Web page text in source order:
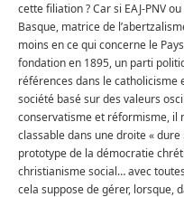
cette filiation ? Car si EAJ-PNV
Basque, matrice de
moins en ce qui concerne le
fondation en 1895, un parti
références dans le catholicisme
société basé sur des valeurs
conservatisme et réformisme, il
classable dans une droite « dure
prototype de la démocratie
christianisme social… avec
cela suppose de gérer, lorsque,